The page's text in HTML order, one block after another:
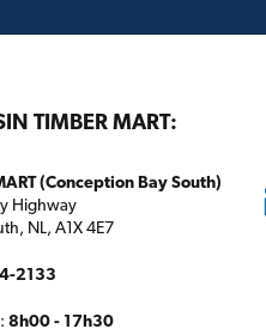
Plans de construction
TIMBER MART:
(Conception Bay South)
Highway
NL, A1X 4E7
2133
8h00 - 17h30